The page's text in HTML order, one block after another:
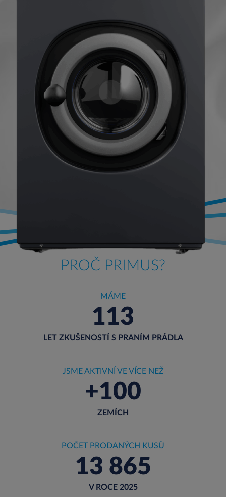
PROČ PRIMUS?
MÁME
113
LET ZKUŠENOSTÍ S PRANÍM PRÁDLA
JSME AKTIVNÍ VE VÍCE NEŽ
+100
ZEMÍCH
POČET PRODANÝCH KUSŮ
13 865
V ROCE 2025